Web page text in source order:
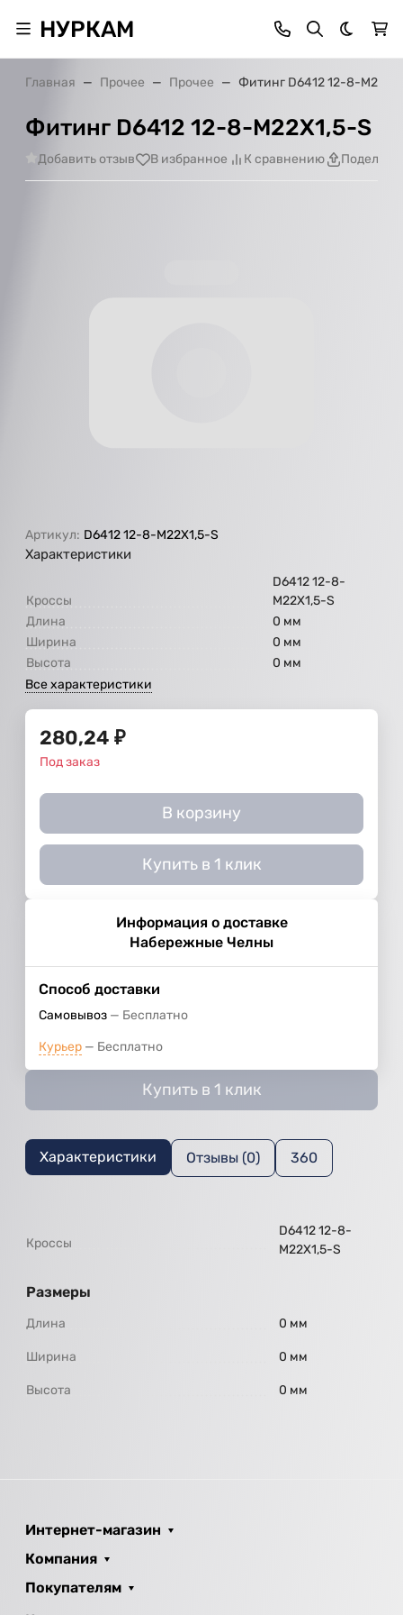
НУРКАМ Темная
Главная Прочее Прочее Фитинг D6412 12-8-
Фитинг D6412 12-8-M22X1,5-S
Добавить отзыв В избранное К сравнению
Артикул: D6412 12-8-M22X1,5-S
Характеристики
Кроссы
D6412 12-8-
M22X1,5-S
Длина
0 мм
Ширина
0 мм
Высота
0 мм
Все характеристики
280,24 ₽
Под заказ
В корзину
Купить в 1 клик
Информация о доставке
Набережные Челны
Способ доставки
Самовывоз Бесплатно
Курьер Бесплатно
Купить в 1 клик
Характеристики Отзывы (0) 360
Кроссы
D6412 12-8-
M22X1,5-S
Размеры
Длина 0 мм
Ширина 0 мм
Высота 0 мм
Интернет-магазин
Компания
Покупателям